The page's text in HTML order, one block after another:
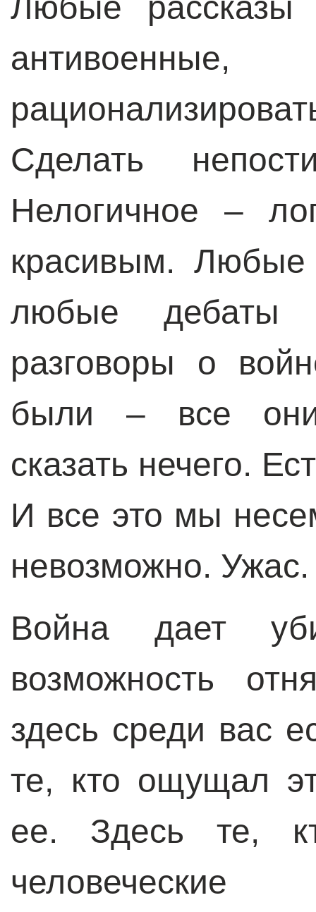
Сделать
Нелогичное –
красивым.
любые
разговоры о
были – все они
сказать нечего.
И все это мы
невозможно.
Война дает
возможность
здесь среди вас
те, кто ощущал
ее. Здесь те,